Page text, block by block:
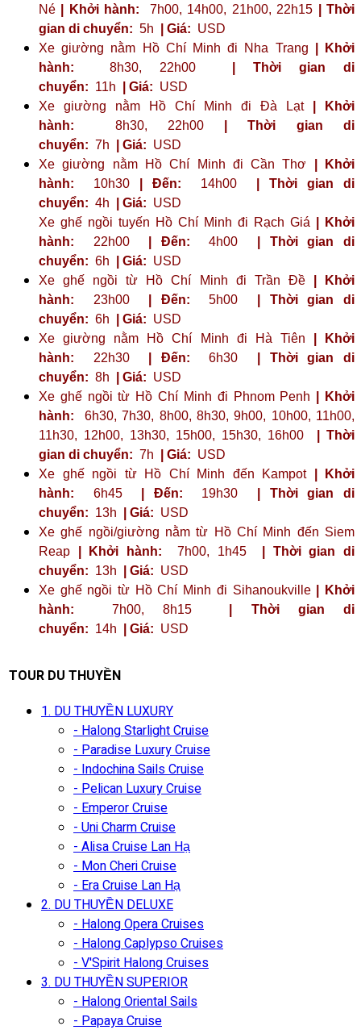
Né | Khởi hành: 7h00, 14h00, 21h00, 22h15
| Thời
gian di chuyển: 5h | Giá: USD
Xe giường nằm Hồ Chí Minh đi Nha Trang
| Khởi
hành: 8h30, 22h00
| Thời gian di
chuyển: 11h | Giá: USD
Xe giường nằm Hồ Chí Minh đi Đà Lạt
| Khởi
hành: 8h30, 22h00
| Thời gian di
chuyển: 7h | Giá: USD
Xe giường nằm Hồ Chí Minh đi Cần Thơ
| Khởi
hành: 10h30 | Đến: 14h00
| Thời gian di
chuyển: 4h | Giá: USD
Xe ghế ngồi tuyến Hồ Chí Minh đi Rạch Giá
| Khởi
hành: 22h00 | Đến: 4h00
| Thời gian di
chuyển: 6h | Giá: USD
Xe ghế ngồi từ Hồ Chí Minh đi Trần Đề
| Khởi
hành: 23h00 | Đến: 5h00
| Thời gian di
chuyển: 6h | Giá: USD
Xe giường nằm Hồ Chí Minh đi Hà Tiên
| Khởi
hành: 22h30 | Đến: 6h30
| Thời gian di
chuyển: 8h | Giá: USD
Xe ghế ngồi từ Hồ Chí Minh đi Phnom Penh
| Khởi
hành: 6h30, 7h30, 8h00, 8h30, 9h00, 10h00, 11h00,
11h30, 12h00, 13h30, 15h00, 15h30, 16h00
| Thời
gian di chuyển: 7h | Giá: USD
Xe ghế ngồi từ Hồ Chí Minh đến Kampot
| Khởi
hành: 6h45 | Đến: 19h30
| Thời gian di
chuyển: 13h | Giá: USD
Xe ghế ngồi/giường nằm từ Hồ Chí Minh đến Siem
Reap
| Khởi hành: 7h00, 1h45
| Thời gian di
chuyển: 13h | Giá: USD
Xe ghế ngồi từ Hồ Chí Minh đi Sihanoukville
| Khởi
hành: 7h00, 8h15
| Thời gian di
chuyển: 14h | Giá: USD
TOUR DU THUYỀN
1. DU THUYỀN LUXURY
- Halong Starlight Cruise
- Paradise Luxury Cruise
- Indochina Sails Cruise
- Pelican Luxury Cruise
- Emperor Cruise
- Uni Charm Cruise
- Alisa Cruise Lan Hạ
- Mon Cheri Cruise
- Era Cruise Lan Hạ
2. DU THUYỀN DELUXE
- Halong Opera Cruises
- Halong Caplypso Cruises
- V'Spirit Halong Cruises
3. DU THUYỀN SUPERIOR
- Halong Oriental Sails
- Papaya Cruise